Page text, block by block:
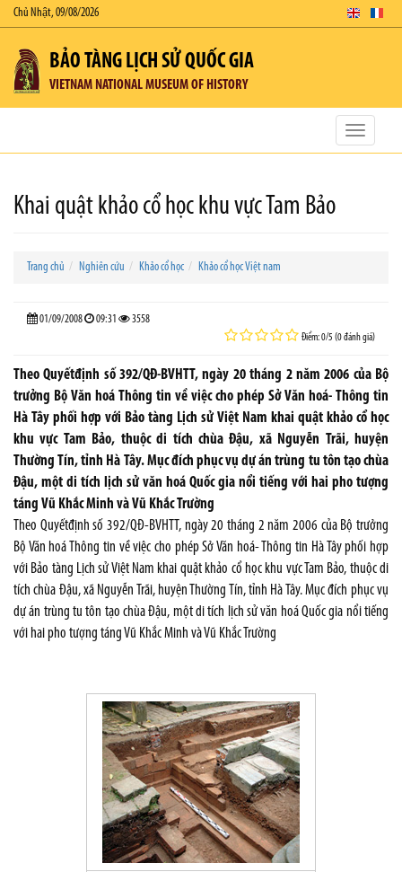
Chủ Nhật, 09/08/2026
BẢO TÀNG LỊCH SỬ QUỐC GIA
VIETNAM NATIONAL MUSEUM OF HISTORY
Toggle
Khai quật khảo cổ học khu vực Tam Bảo
Trang chủ Nghiên cứu Khảo cổ học Khảo cổ học Việt nam
01/09/2008 09:31 3558
Điểm: 0/5 (0 đánh giá)
Theo Quyếtđịnh số 392/QĐ-BVHTT, ngày 20 tháng 2 năm 2006 của Bộ
trưởng Bộ Văn hoá Thông tin về việc cho phép Sở Văn hoá- Thông tin
Hà Tây phối hợp với Bảo tàng Lịch sử Việt Nam khai quật khảo cổ học
khu vực Tam Bảo, thuộc di tích chùa Đậu, xã Nguyễn Trãi, huyện
Thường Tín, tỉnh Hà Tây. Mục đích phục vụ dự án trùng tu tôn tạo chùa
Đậu, một di tích lịch sử văn hoá Quốc gia nổi tiếng với hai pho tượng
táng Vũ Khắc Minh và Vũ Khắc Trường
Theo Quyếtđịnh số 392/QĐ-BVHTT, ngày 20 tháng 2 năm 2006 của Bộ trưởng
Bộ Văn hoá Thông tin về việc cho phép Sở Văn hoá- Thông tin Hà Tây phối hợp
với Bảo tàng Lịch sử Việt Nam khai quật khảo cổ học khu vực Tam Bảo, thuộc di
tích chùa Đậu, xã Nguyễn Trãi, huyện Thường Tín, tỉnh Hà Tây. Mục đích phục vụ
dự án trùng tu tôn tạo chùa Đậu, một di tích lịch sử văn hoá Quốc gia nổi tiếng
với hai pho tượng táng Vũ Khắc Minh và Vũ Khắc Trường